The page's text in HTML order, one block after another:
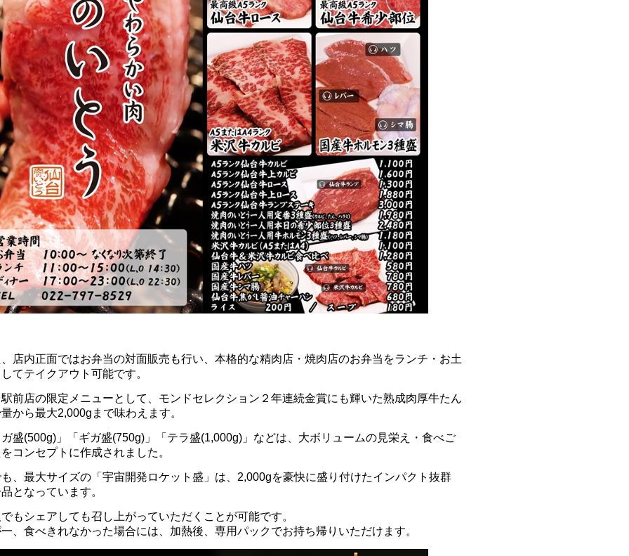
店内正面ではお弁当の対面販売も行い、本格的な精肉店・焼肉店のお弁当をランチ・お土
てテイクアウト可能です。
前店の限定メニューとして、モンドセレクション２年連続金賞にも輝いた熟成肉厚牛たん
から最大2,000gまで味わえます。
盛(500g)」「ギガ盛(750g)」「テラ盛(1,000g)」などは、大ボリュームの見栄え・食べご
コンセプトに作成されました。
、最大サイズの「宇宙開発ロケット盛」は、2,000gを豪快に盛り付けたインパクト抜群
となっています。
もシェアしても召し上がっていただくことが可能です。
、食べきれなかった場合には、加熱後、専用パックでお持ち帰りいただけます。